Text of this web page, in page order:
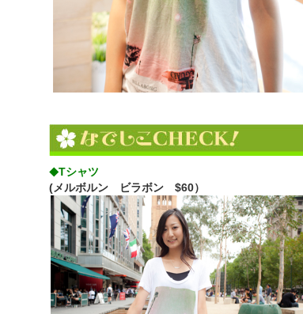
◆Tシャツ
(メルボルン ビラボン $60）